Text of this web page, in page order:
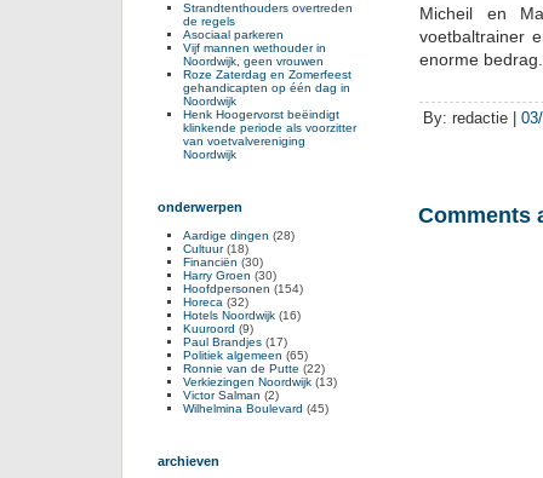
Micheil en
voetbaltrainer
enorme bedrag.
By: redactie |
Comments
Strandtenthouders overtreden
de regels
Asociaal parkeren
Vijf mannen wethouder in
Noordwijk, geen vrouwen
Roze Zaterdag en Zomerfeest
gehandicapten op één dag in
Noordwijk
Henk Hoogervorst beëindigt
klinkende periode als voorzitter
van voetvalvereniging
Noordwijk
onderwerpen
Aardige dingen (28)
Cultuur(18)
Financiën (30)
Harry Groen (30)
Hoofdpersonen (154)
Horeca (32)
Hotels Noordwijk (16)
Kuuroord (9)
Paul Brandjes (17)
Politiek algemeen (65)
Ronnie van de Putte (22)
Verkiezingen Noordwijk (13)
Victor Salman (2)
Wilhelmina Boulevard (45)
archieven